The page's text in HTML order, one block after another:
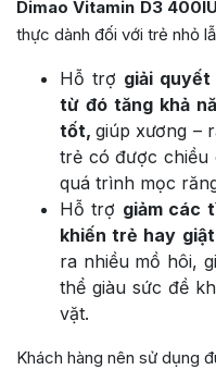
Dimao Vitamin D3 400IU
thực dành đối với trẻ nhỏ
Hỗ trợ giải
từ đó tăng khả
tốt,giúp xương –
trẻ có được chiều
quá trình mọc
Hỗ trợ giảm các
khiến trẻ hay
ra nhiều mồ hôi,
thể giàu sức đề
vặt.
Khách hàng nên sử dụng